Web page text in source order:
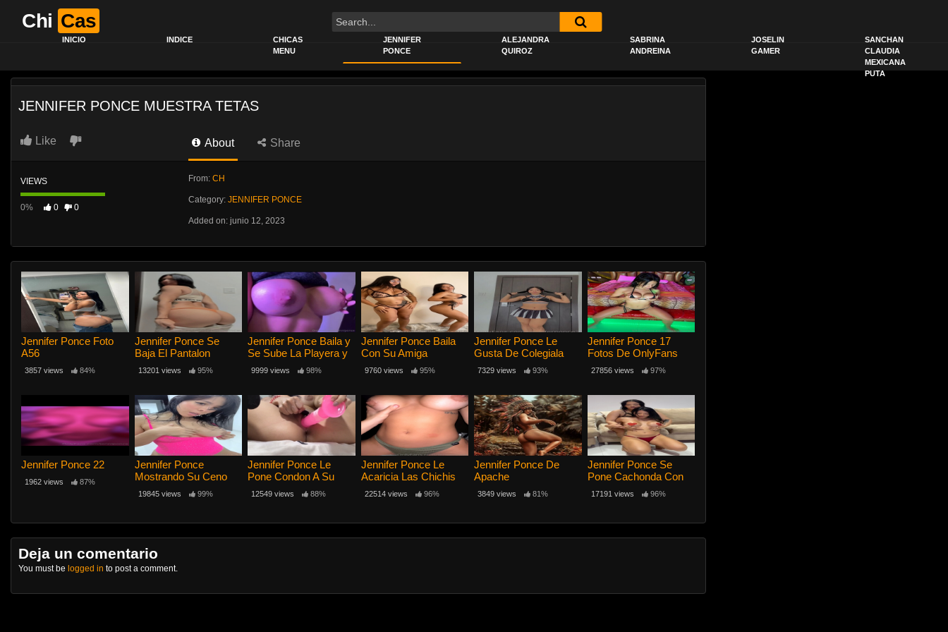
Chi Cas
INICIO INDICE
CHICAS
MENU
JENNIFER
PONCE
ALEJANDRA
QUIROZ
SABRINA
ANDREINA
JOSELIN
GAMER
SANCHAN
CLAUDIA
MEXICANA
PUTA
JENNIFER PONCE MUESTRA TETAS
Like About Share
VIEWS
0% 0 0
From: CH
Category: JENNIFER PONCE
Added on: junio 12, 2023
Jennifer Ponce Foto
A56
3857 views 84%
Jennifer Ponce Se
Baja El Pantalon
13201 views 95%
Jennifer Ponce Baila y
Se Sube La Playera y
Se Baja EL Calzon
9999 views 98%
Jennifer Ponce Baila
Con Su Amiga
9760 views 95%
Jennifer Ponce Le
Gusta De Colegiala
7329 views 93%
Jennifer Ponce 17
Fotos De OnlyFans
27856 views 97%
Jennifer Ponce 22
1962 views 87%
Jennifer Ponce
Mostrando Su Ceno
19845 views 99%
Jennifer Ponce Le
Pone Condon A Su
Consolador Rosa Para
Sentir Rico Cuando Le
12549 views 88%
Jennifer Ponce Le
Acaricia Las Chichis
Su Vecino
22514 views 96%
Jennifer Ponce De
Apache
3849 views 81%
Jennifer Ponce Se
Pone Cachonda Con
Su Pareja
17191 views 96%
Deja un comentario
You must be logged in to post a comment.